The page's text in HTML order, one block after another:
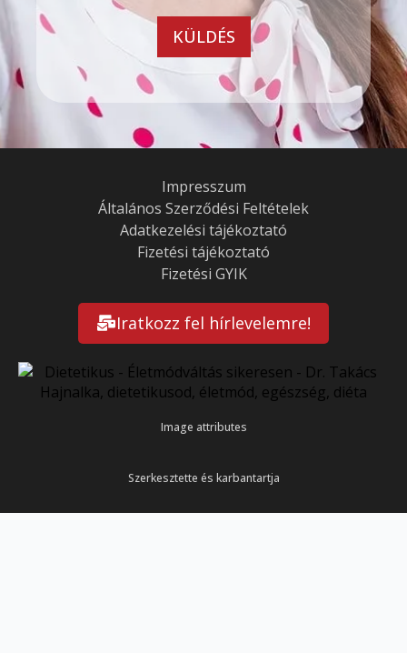
KÜLDÉS
Impresszum
Általános Szerződési Feltételek
Adatkezelési tájékoztató
Fizetési tájékoztató
Fizetési GYIK
Iratkozz fel hírlevelemre!
Image attributes
Szerkesztette és karbantartja